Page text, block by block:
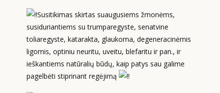
Susitikimas skirtas suaugusiems žmonėms,
susiduriantiems su trumparegyste, senatvine
toliaregyste, katarakta, glaukoma, degeneracinėmis
ligomis, optiniu neuritu, uveitu, blefaritu ir pan., ir
ieškantiems natūralių būdų, kaip patys sau galime
pagelbėti stiprinant regėjimą